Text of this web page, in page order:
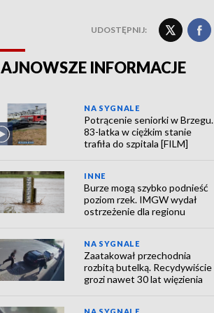
UDOSTĘPNIJ:
INFORMACJE
NA SYGNALE
Potrącenie seniorki w Brzegu.
83-latka w ciężkim stanie
trafiła do szpitala [FILM]
INNE
Burze mogą szybko podnieść
poziom rzek. IMGW wydał
ostrzeżenie dla regionu
NA SYGNALE
Zaatakował przechodnia
rozbitą butelką. Recydywiście
grozi nawet 30 lat więzienia